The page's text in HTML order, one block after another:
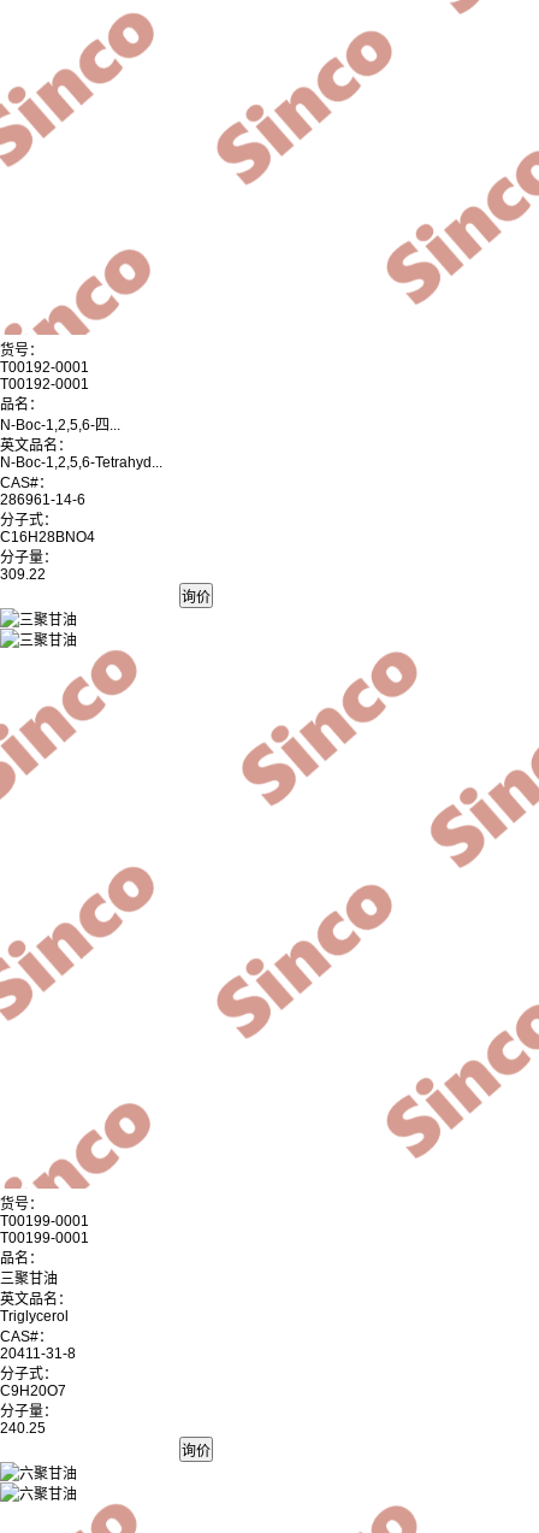
货号：
T00192-0001
T00192-0001
品名：
N-Boc-1,2,5,6-四...
英文品名：
N-Boc-1,2,5,6-Tetrahyd...
CAS#：
286961-14-6
分子式：
C16H28BNO4
分子量：
309.22
货号：
T00199-0001
T00199-0001
品名：
三聚甘油
英文品名：
Triglycerol
CAS#：
20411-31-8
分子式：
C9H20O7
分子量：
240.25